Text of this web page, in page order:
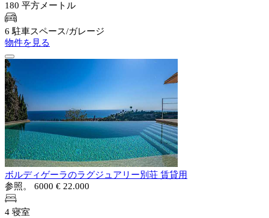
180 平方メートル
6 駐車スペース/ガレージ
物件を見る
ボルディゲーラのラグジュアリー別荘 賃貸用
参照。 6000 € 22.000
4 寝室